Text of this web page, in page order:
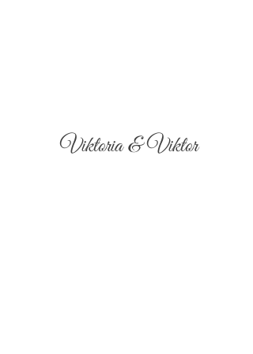
Viktoria & Viktor